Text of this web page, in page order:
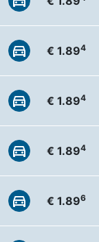
€ 1.894
€ 1.894
€ 1.894
€ 1.896